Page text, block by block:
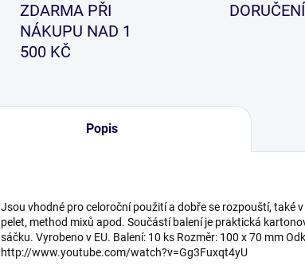
ZDARMA PŘI
NÁKUPU NAD 1
500 KČ
DORUČENÍ
Popis
Jsou vhodné pro celoroční použití a dobře se rozpouští, také
pelet, method mixů apod. Součástí balení je praktická
sáčku. Vyrobeno v EU. Balení: 10 ks Rozměr: 100 x 70 mm
http://www.youtube.com/watch?v=Gg3Fuxqt4yU